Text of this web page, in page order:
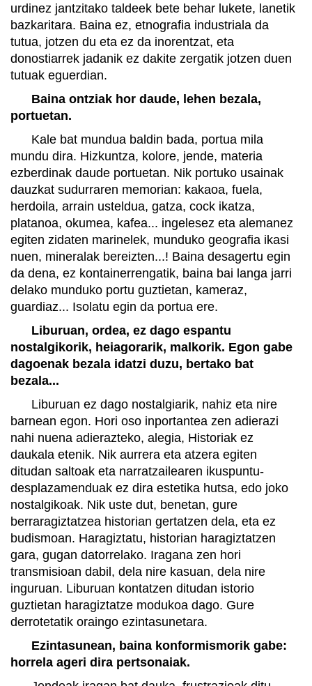
urdinez jantzitako taldeek bete behar lukete, lanetik
bazkaritara. Baina ez, etnografia industriala da
tutua, jotzen du eta ez da inorentzat, eta
donostiarrek jadanik ez dakite zergatik jotzen duen
tutuak eguerdian.
Baina ontziak hor daude, lehen bezala,
portuetan.
Kale bat mundua baldin bada, portua mila
mundu dira. Hizkuntza, kolore, jende, materia
ezberdinak daude portuetan. Nik portuko usainak
dauzkat sudurraren memorian: kakaoa, fuela,
herdoila, arrain usteldua, gatza, cock ikatza,
platanoa, okumea, kafea... ingelesez eta alemanez
egiten zidaten marinelek, munduko geografia ikasi
nuen, mineralak bereizten...! Baina desagertu egin
da dena, ez kontainerrengatik, baina bai langa jarri
delako munduko portu guztietan, kameraz,
guardiaz... Isolatu egin da portua ere.
Liburuan, ordea, ez dago espantu
nostalgikorik, heiagorarik, malkorik. Egon gabe
dagoenak bezala idatzi duzu, bertako bat
bezala...
Liburuan ez dago nostalgiarik, nahiz eta nire
barnean egon. Hori oso inportantea zen adierazi
nahi nuena adierazteko, alegia, Historiak ez
daukala etenik. Nik aurrera eta atzera egiten
ditudan saltoak eta narratzailearen ikuspuntu-
desplazamenduak ez dira estetika hutsa, edo joko
nostalgikoak. Nik uste dut, benetan, gure
berraragiztatzea historian gertatzen dela, eta ez
budismoan. Haragiztatu, historian haragiztatzen
gara, gugan datorrelako. Iragana zen hori
transmisioan dabil, dela nire kasuan, dela nire
inguruan. Liburuan kontatzen ditudan istorio
guztietan haragiztatze modukoa dago. Gure
derrotetatik oraingo ezintasunetara.
Ezintasunean, baina konformismorik gabe:
horrela ageri dira pertsonaiak.